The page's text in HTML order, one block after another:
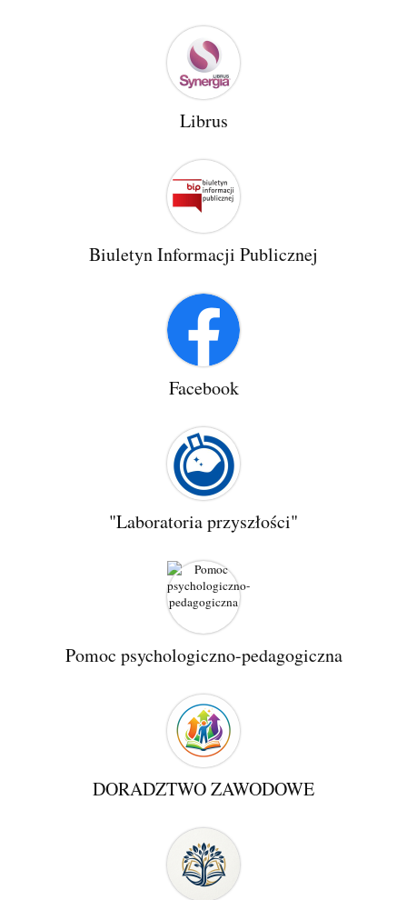
Librus
Biuletyn Informacji Publicznej
Facebook
"Laboratoria przyszłości"
Pomoc psychologiczno-pedagogiczna
DORADZTWO ZAWODOWE